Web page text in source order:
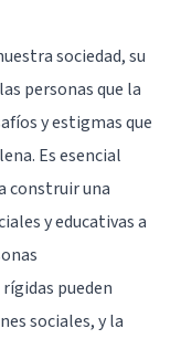
sociedad, su
personas que la
y estigmas que
Es esencial
construir una
y educativas a
pueden
sociales, y la